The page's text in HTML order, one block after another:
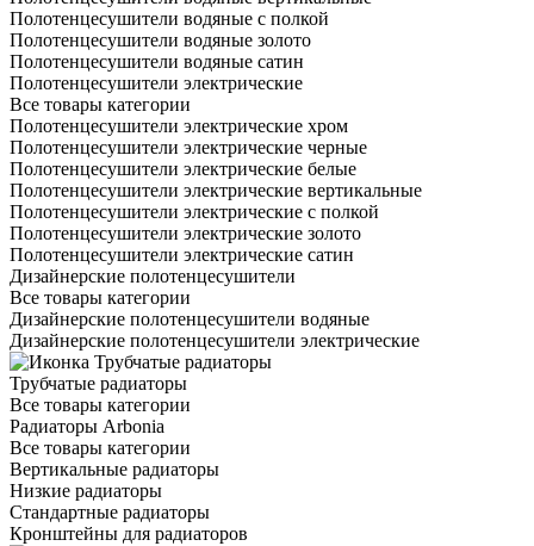
Полотенцесушители водяные с полкой
Полотенцесушители водяные золото
Полотенцесушители водяные сатин
Полотенцесушители электрические
Все товары категории
Полотенцесушители электрические хром
Полотенцесушители электрические черные
Полотенцесушители электрические белые
Полотенцесушители электрические вертикальные
Полотенцесушители электрические с полкой
Полотенцесушители электрические золото
Полотенцесушители электрические сатин
Дизайнерские полотенцесушители
Все товары категории
Дизайнерские полотенцесушители водяные
Дизайнерские полотенцесушители электрические
Трубчатые радиаторы
Все товары категории
Радиаторы Arbonia
Все товары категории
Вертикальные радиаторы
Низкие радиаторы
Стандартные радиаторы
Кронштейны для радиаторов